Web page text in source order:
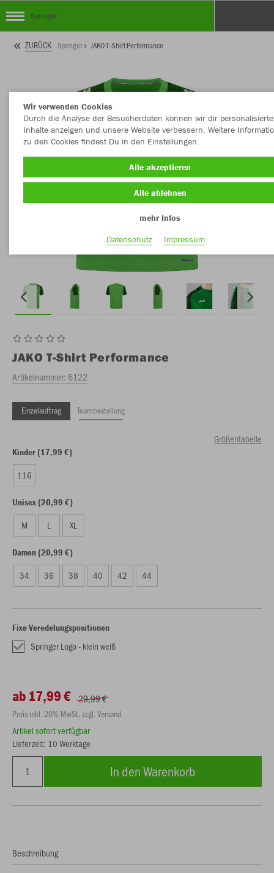
Springer
ZURÜCK Springer JAKO T-Shirt Performance
JAKO T-Shirt Performance
Artikelnummer: 6122
Einzelauftrag Teambestellung
Größentabelle
Kinder (17,99 €)
116
Unisex (20,99 €)
M L XL
Damen (20,99 €)
34 36 38 40 42 44
Fixe Veredelungspositionen
Springer Logo - klein weiß
ab 17,99 € 29,99 €
Preis inkl. 20% MwSt. zzgl. Versand
Artikel sofort verfügbar
Lieferzeit: 10 Werktage
In den Warenkorb
Beschreibung
Wir verwenden Cookies
Durch die Analyse der Besucherdaten können wir dir personalisierte
Inhalte anzeigen und unsere Website verbessern. Weitere
zu den Cookies findest Du in den Einstellungen.
Alle akzeptieren
Alle ablehnen
mehr Infos
Datenschutz
Impressum